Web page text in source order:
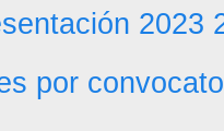
2023
por